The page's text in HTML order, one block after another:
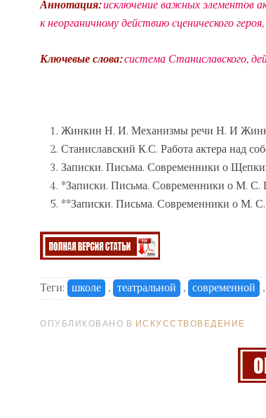
Аннотация:исключение важных элементов
к неорганичному действию сценического
Ключевые слова:система Станиславского,
Жинкин Н. И. Механизмы речи Н. И
Станиславский К.С. Работа актера над
Записки. Письма. Современники о
*Записки. Письма. Современники о М.
**Записки. Письма. Современники о М.
Теги: школе , театральной , современной ,
ОПУБЛИКОВАНО В ИСКУССТВОВЕДЕНИЕ